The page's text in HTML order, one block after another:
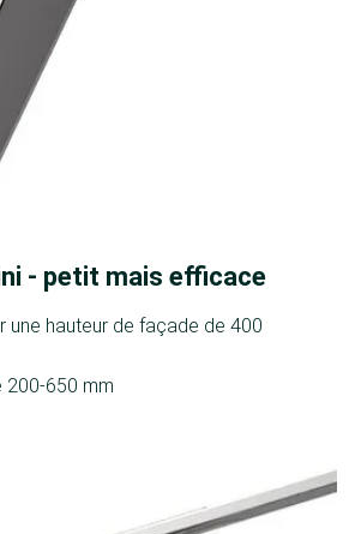
- petit mais efficace
une hauteur de façade de 400
200-650 mm